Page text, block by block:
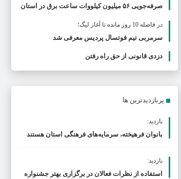
صرفه‌جویی ۵۶ میلیون کیلووات‌ ساعت برق در استان
در فاصله 10 روز مانده تا آغاز لیگ؛
سرمربی تیم فوتسال پردیس معرفی شد
دزدی قانونی از حق راه رفتن
پربازدیدترین ها
بازدید:
بانوان فرهیخته، سرمایه‌های فرهنگی استان هستند
بازدید:
استفاده از نظرات فعالان در برگزاری بهتر جشنواره